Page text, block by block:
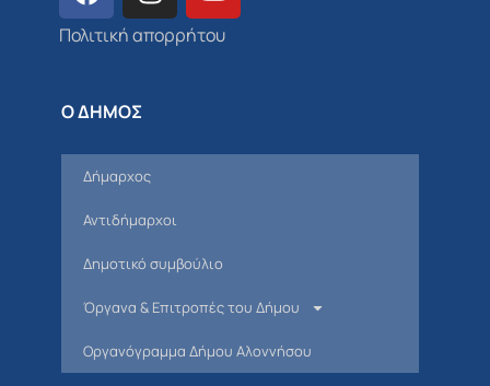
Πολιτική απορρήτου
Ο ΔΗΜΟΣ
Δήμαρχος
Αντιδήμαρχοι
Δημοτικό συμβούλιο
Όργανα & Επιτροπές του Δήμου
Οργανόγραμμα Δήμου Αλοννήσου